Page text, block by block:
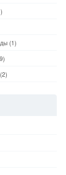
(1)
(2)